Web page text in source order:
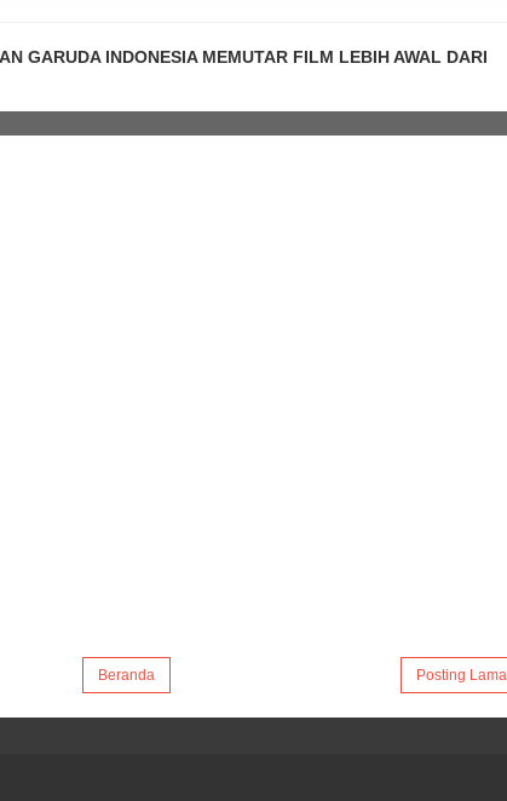
GARUDA INDONESIA MEMUTAR FILM LEBIH AWAL DARI
Posting Lama
Beranda